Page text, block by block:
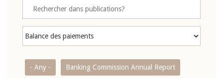
- Any - Banking Commission Annual Report